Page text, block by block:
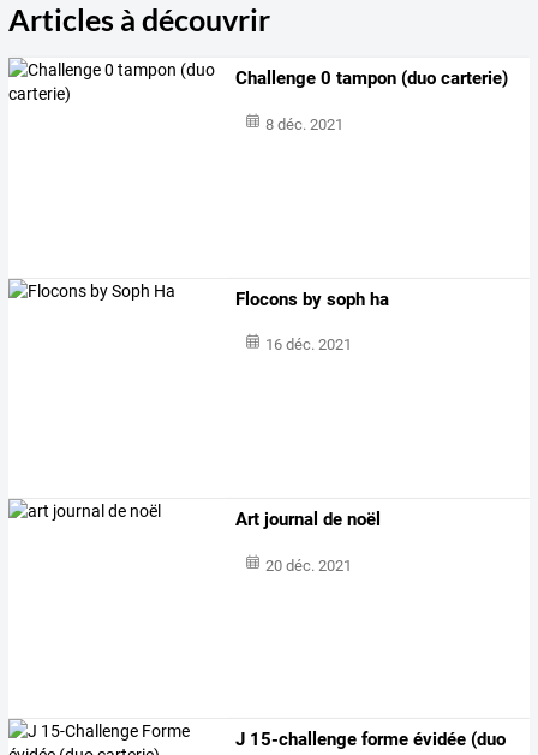
Articles à découvrir
Challenge 0 tampon (duo carterie)
8 déc. 2021
Flocons by soph ha
16 déc. 2021
Art journal de noël
20 déc. 2021
J 15-challenge forme évidée (duo